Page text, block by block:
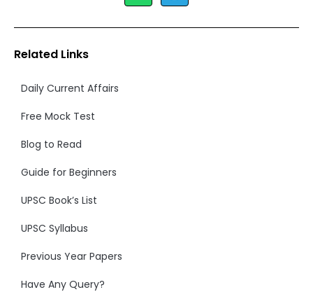
Related Links
Daily Current Affairs
Free Mock Test
Blog to Read
Guide for Beginners
UPSC Book’s List
UPSC Syllabus
Previous Year Papers
Have Any Query?